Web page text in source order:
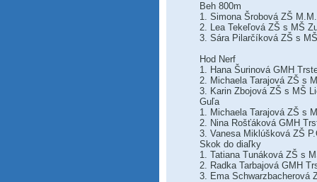
Beh 800m
1. Simona Šrobová ZŠ
2. Lea Tekeľová ZŠ s MŠ
3. Sára Pilarčíková ZŠ s
Hod Nerf
1. Hana Šurinová GMH
2. Michaela Tarajová ZŠ s
3. Karin Zbojová ZŠ s MŠ
Guľa
1. Michaela Tarajová ZŠ s
2. Nina Rošťáková GMH
3. Vanesa Miklúšková ZŠ
Skok do diaľky
1. Tatiana Tunáková ZŠ s
2. Radka Tarbajová GMH
3. Ema Schwarzbacherová